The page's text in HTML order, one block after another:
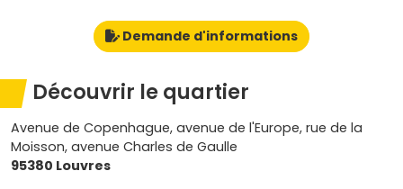
Demande d'informations
Découvrir le quartier
Avenue de Copenhague, avenue de l'Europe, rue de la
Moisson, avenue Charles de Gaulle
95380 Louvres